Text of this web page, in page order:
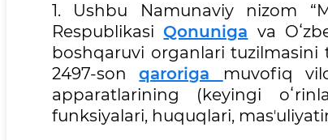
1. Ushbu Namunaviy nizom
Respublikasi Qonuniga va
boshqaruvi organlari tuzilmasini
2497-sonqaroriga muvofiq
apparatlarining (keyingi
funksiyalari, huquqlari,